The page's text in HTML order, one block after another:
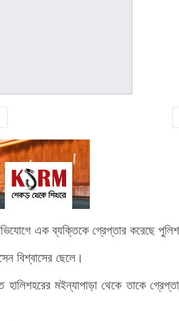
অভিযোগে এক ব্যক্তিকে গ্রেপ্তার করেছে
বিশ্বাসের ছেলে।
মইন্যাপাড়া থেকে তাকে